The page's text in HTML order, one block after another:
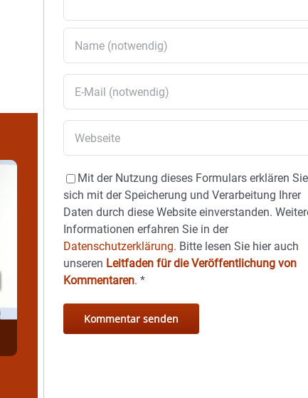
Mit der Nutzung dieses Formulars erklären Sie
sich mit der Speicherung und Verarbeitung Ihrer
Daten durch diese Website einverstanden.
Informationen erfahren Sie in der
Datenschutzerklärung. Bitte lesen Sie hier auch
unseren Leitfaden für die Veröffentlichung von
Kommentaren.*